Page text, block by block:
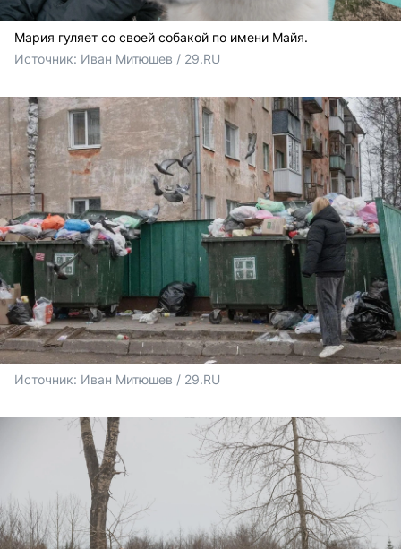
Мария гуляет со своей собакой по имени Майя.
Источник: Иван Митюшев / 29.RU
Источник: Иван Митюшев / 29.RU